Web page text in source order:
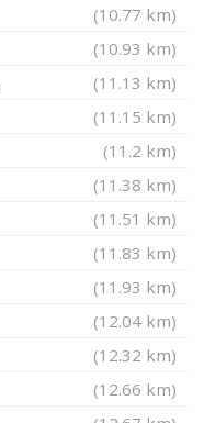
(10.77 km)
(10.93 km)
(11.13 km)
(11.15 km)
(11.2 km)
(11.38 km)
(11.51 km)
(11.83 km)
(11.93 km)
(12.04 km)
(12.32 km)
(12.66 km)